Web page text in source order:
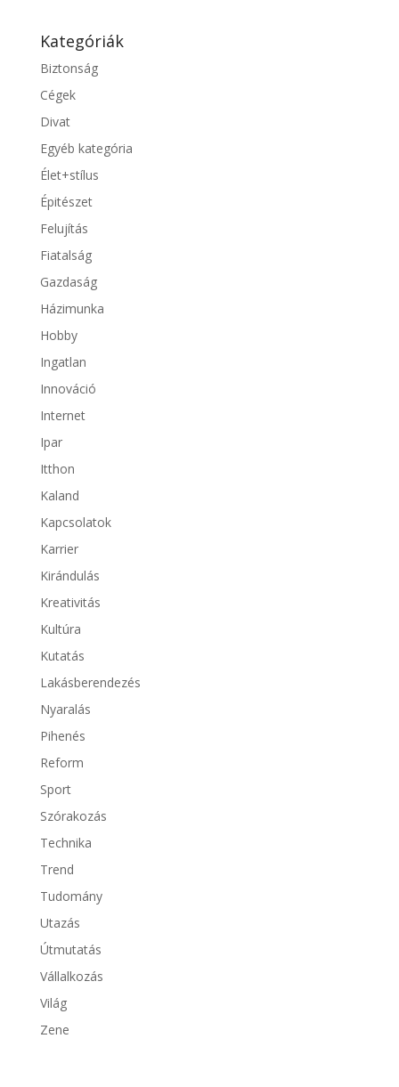
Kategóriák
Biztonság
Cégek
Divat
Egyéb kategória
Élet+stílus
Épitészet
Felujítás
Fiatalság
Gazdaság
Házimunka
Hobby
Ingatlan
Innováció
Internet
Ipar
Itthon
Kaland
Kapcsolatok
Karrier
Kirándulás
Kreativitás
Kultúra
Kutatás
Lakásberendezés
Nyaralás
Pihenés
Reform
Sport
Szórakozás
Technika
Trend
Tudomány
Utazás
Útmutatás
Vállalkozás
Világ
Zene